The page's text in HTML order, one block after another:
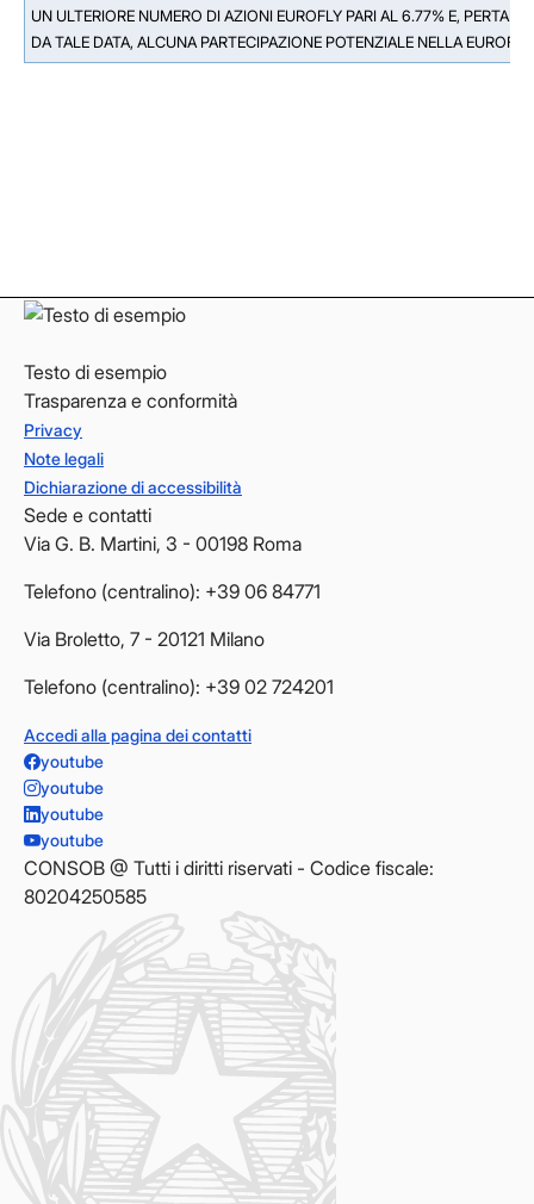
UN ULTERIORE NUMERO DI AZIONI EUROFLY PARI AL 6.77% E,
DA TALE DATA, ALCUNA PARTECIPAZIONE POTENZIALE NELLA EUROFLY
Testo di esempio
Trasparenza e conformità
Privacy
Note legali
Dichiarazione di accessibilità
Sede e contatti
Via G. B. Martini, 3 - 00198 Roma
Telefono (centralino): +39 06 84771
Via Broletto, 7 - 20121 Milano
Telefono (centralino): +39 02 724201
Accedi alla pagina dei contatti
youtube
youtube
youtube
youtube
CONSOB @ Tutti i diritti riservati - Codice fiscale:
80204250585